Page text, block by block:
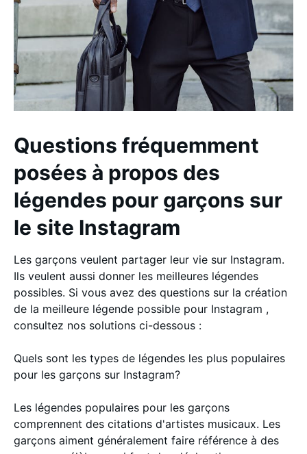
Questions fréquemment
posées à propos des
légendes pour garçons sur
le site Instagram
Les garçons veulent partager leur vie sur Instagram.
Ils veulent aussi donner les meilleures légendes
possibles. Si vous avez des questions sur la création
de la meilleure légende possible pour Instagram ,
consultez nos solutions ci-dessous :
Quels sont les types de légendes les plus populaires
pour les garçons sur Instagram?
Les légendes populaires pour les garçons
comprennent des citations d'artistes musicaux. Les
garçons aiment généralement faire référence à des